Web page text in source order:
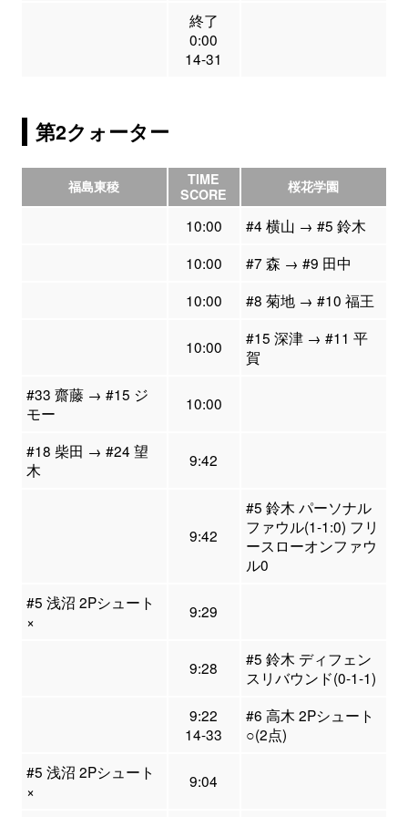
終了
0:00
14-31
第2クォーター
福島東稜
TIME
SCORE
桜花学園
10:00
#4 横山 → #5 鈴木
10:00
#7 森 → #9 田中
10:00
#8 菊地 → #10 福王
10:00
#15 深津 → #11 平
賀
#33 齋藤 → #15 ジ
モー
10:00
#18 柴田 → #24 望
木
9:42
9:42
#5 鈴木 パーソナル
ファウル(1-1:0) フリ
ースローオンファウ
ル0
#5 浅沼 2Pシュート
×
9:29
9:28
#5 鈴木 ディフェン
スリバウンド(0-1-1)
9:22
14-33
#6 高木 2Pシュート
○(2点)
#5 浅沼 2Pシュート
×
9:04